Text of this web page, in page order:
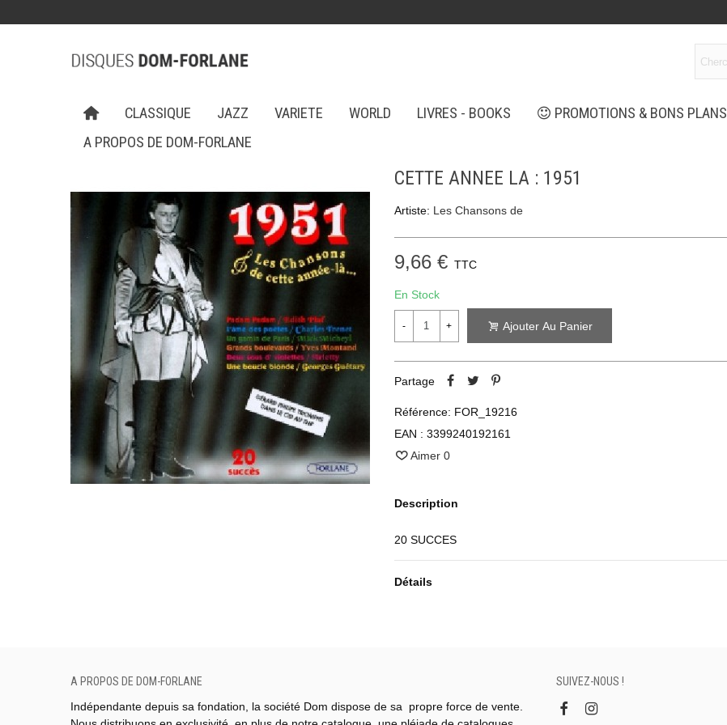
CLASSIQUE JAZZ VARIETE WORLD LIVRES - BOOKS PROMOTIONS & BONS PLANS
A PROPOS DE DOM-FORLANE
CETTE ANNEE LA : 1951
Artiste: Les Chansons de
9,66 € TTC
En Stock
- + Ajouter Au Panier
Partage
Référence: FOR_19216
EAN : 3399240192161
Aimer 0
Description
20 SUCCES
Détails
A PROPOS DE DOM-FORLANE
Indépendante depuis sa fondation, la société Dom dispose de sa propre force de vente.
SUIVEZ-NOUS !